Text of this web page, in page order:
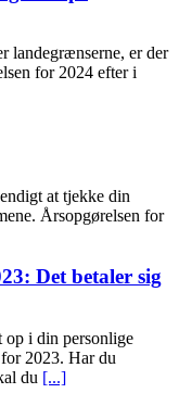
landegrænserne, er der
for 2024 efter i
at tjekke din
Årsopgørelsen for
Det betaler sig
op i din personlige
2023. Har du
du [...]